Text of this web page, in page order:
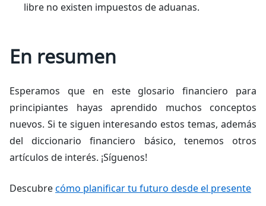
libre no existen impuestos de aduanas.
En resumen
Esperamos que en este glosario financiero para
principiantes hayas aprendido muchos conceptos
nuevos. Si te siguen interesando estos temas, además
del diccionario financiero básico, tenemos otros
artículos de interés. ¡Síguenos!
Descubrecómo planificar tu futuro desde el presente